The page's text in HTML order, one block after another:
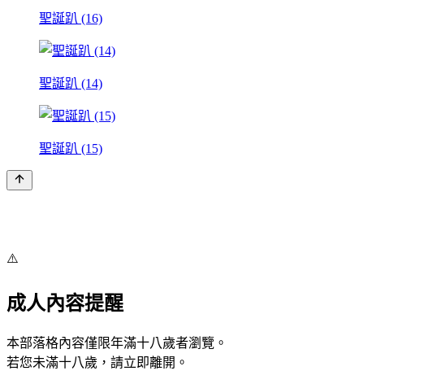
聖誕趴 (16)
聖誕趴 (14)
聖誕趴 (15)
⚠️
成人內容提醒
本部落格內容僅限年滿十八歲者瀏覽。
若您未滿十八歲，請立即離開。